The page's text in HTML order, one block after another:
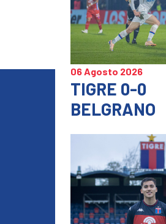
06 Agosto 2026
TIGRE 0-0
BELGRANO